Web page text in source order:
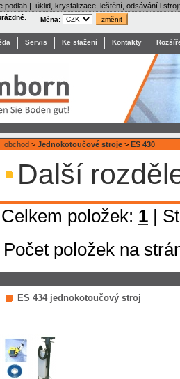
podlah | úklid, krystalizace, leštění, odsávání l
Měna:
Servis Ke stažení Kontakty
obchod > Jednokotoučové stroje > ES 430
Další
Celkem položek: 1 |
Počet položek na
ES 434 jednokotoučový stroj